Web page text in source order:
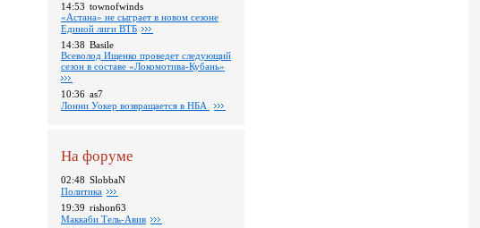
14:53 townofwinds
«Астана» не сыграет в новом сезоне
Единой лиги ВТБ
14:38 Basile
Всеволод Ищенко проведет следующий
сезон в составе «Локомотива-Кубань»
10:36 as7
Лонни Уокер возвращается в НБА
На форуме
02:48 SlobbaN
Политика
19:39 rishon63
Маккаби Тель-Авив